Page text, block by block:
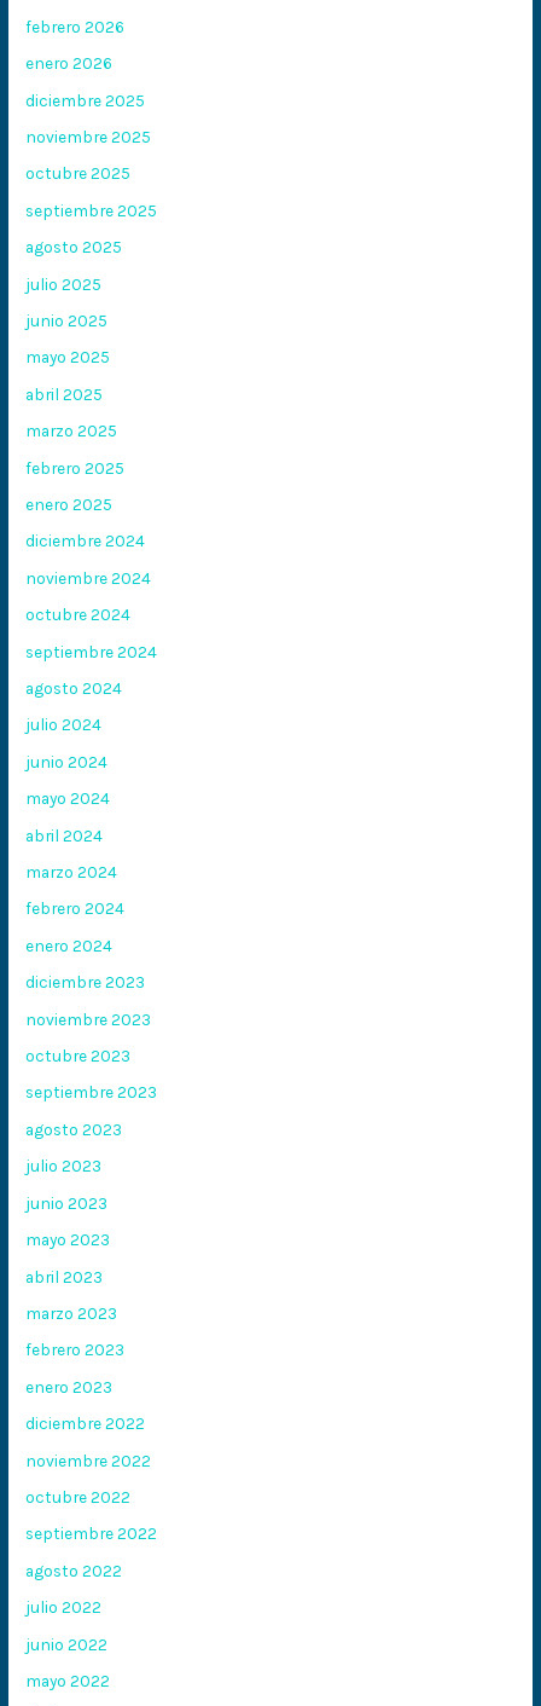
febrero 2026
enero 2026
diciembre 2025
noviembre 2025
octubre 2025
septiembre 2025
agosto 2025
julio 2025
junio 2025
mayo 2025
abril 2025
marzo 2025
febrero 2025
enero 2025
diciembre 2024
noviembre 2024
octubre 2024
septiembre 2024
agosto 2024
julio 2024
junio 2024
mayo 2024
abril 2024
marzo 2024
febrero 2024
enero 2024
diciembre 2023
noviembre 2023
octubre 2023
septiembre 2023
agosto 2023
julio 2023
junio 2023
mayo 2023
abril 2023
marzo 2023
febrero 2023
enero 2023
diciembre 2022
noviembre 2022
octubre 2022
septiembre 2022
agosto 2022
julio 2022
junio 2022
mayo 2022